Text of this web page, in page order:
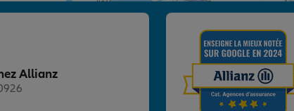
Allianz